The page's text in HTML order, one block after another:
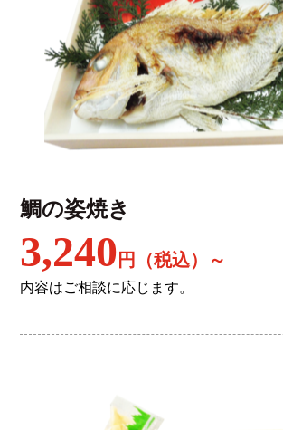
鯛の姿焼き
3,240 円（税込）～
内容はご相談に応じます。